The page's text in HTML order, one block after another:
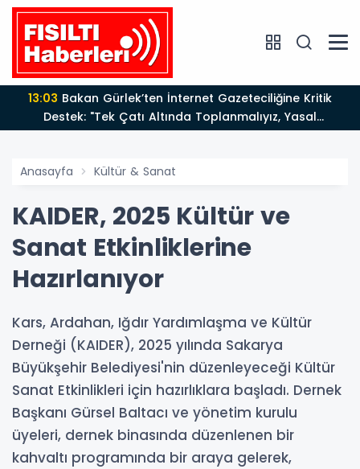
13:03
Destek: "Tek Çatı Altında Toplanmalıyız, Yasal
Düzenlemeye Hazırız"
Anasayfa Kültür & Sanat
KAIDER, 2025 Kültür ve
Sanat Etkinliklerine
Hazırlanıyor
Kars, Ardahan, Iğdır Yardımlaşma ve Kültür
Derneği (KAIDER), 2025 yılında Sakarya
Büyükşehir Belediyesi'nin düzenleyeceği Kültür
Sanat Etkinlikleri için hazırlıklara başladı. Dernek
Başkanı Gürsel Baltacı ve yönetim kurulu
üyeleri, dernek binasında düzenlenen bir
kahvaltı programında bir araya gelerek,